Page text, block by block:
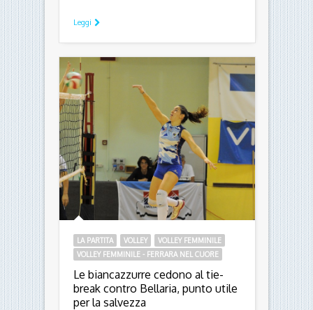
Leggi
LA PARTITA VOLLEY
VOLLEY FEMMINILE
VOLLEY FEMMINILE - FERRARA NEL CUORE
Le biancazzurre cedono al tie-
break contro Bellaria, punto utile
per la salvezza